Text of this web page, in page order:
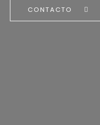
CONTACTO